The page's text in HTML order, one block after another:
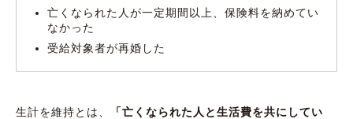
亡くなられた人が一定期間以上、保険料を納めてい
なかった
受給対象者が再婚した
生計を維持とは、
「亡くなられた人と生活費を共にしてい